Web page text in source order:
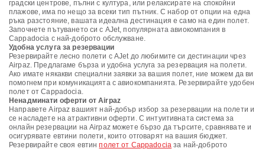
градски центрове, пълни с култура, или релаксирате на спокойни
плажове, има по нещо за всеки тип пътник. С набор от опции на една
ръка разстояние, вашата идеална дестинация е само на един полет.
Започнете пътуването си с AJet, популярната авиокомпания в
Cappadocia с най-доброто обслужване.
Удобна услуга за резервации
Резервирайте лесно полети с AJet до любимите си дестинации чрез
Airpaz. Предлагаме бърза и удобна услуга за резервация на полети.
Ако имате някакви специални заявки за вашия полет, ние можем да ви
помогнем при комуникацията с авиокомпанията. Резервирайте удобен
полет от Cappadocia.
Ненадминати оферти от Airpaz
Направете Airpaz вашият най-добър избор за резервации на полети и
се насладете на атрактивни оферти. С интуитивната система за
онлайн резервации на Airpaz можете бързо да търсите, сравнявате и
осигурявате евтини полети, които отговарят на вашия бюджет.
Резервирайте своя евтинполет от Cappadocia за най-доброто